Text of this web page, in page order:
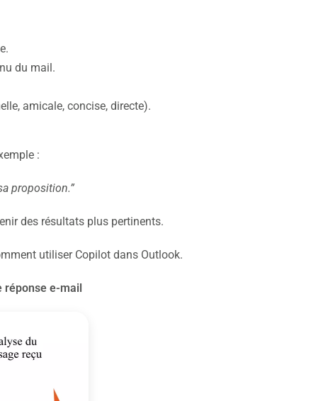
du mail.
amicale, concise, directe).
:
proposition.”
des résultats plus pertinents.
utiliser Copilot dans Outlook.
réponse e-mail